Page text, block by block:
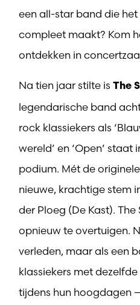
een all-star band die
compleet maakt? Kom
ontdekken in
Na tien jaar stilte is The
legendarische band
rock klassiekers als
wereld’ en ‘Open’ staat
podium. Mét de
nieuwe, krachtige stem
der Ploeg (De Kast).
opnieuw te overtuigen.
verleden, maar als een
klassiekers met
tijdens hun hoogdagen